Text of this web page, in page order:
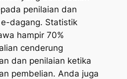
penilaian dan
dagang. Statistik
hampir 70%
cenderung
dan penilaian ketika
pembelian. Anda juga